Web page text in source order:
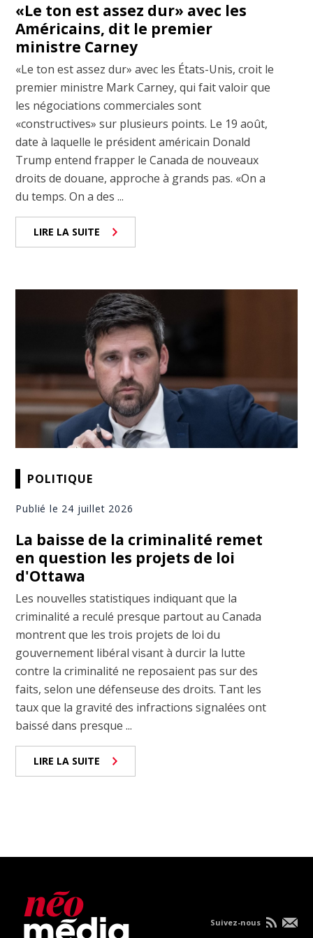
«Le ton est assez dur» avec les
Américains, dit le premier
ministre Carney
«Le ton est assez dur» avec les États-Unis, croit le
premier ministre Mark Carney, qui fait valoir que
les négociations commerciales sont
«constructives» sur plusieurs points. Le 19 août,
date à laquelle le président américain Donald
Trump entend frapper le Canada de nouveaux
droits de douane, approche à grands pas. «On a
du temps. On a des ...
LIRE LA SUITE
POLITIQUE
Publié le 24 juillet 2026
La baisse de la criminalité remet
en question les projets de loi
d'Ottawa
Les nouvelles statistiques indiquant que la
criminalité a reculé presque partout au Canada
montrent que les trois projets de loi du
gouvernement libéral visant à durcir la lutte
contre la criminalité ne reposaient pas sur des
faits, selon une défenseuse des droits. Tant les
taux que la gravité des infractions signalées ont
baissé dans presque ...
LIRE LA SUITE
Suivez-nous